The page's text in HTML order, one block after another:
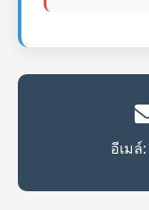
อีเมล์: